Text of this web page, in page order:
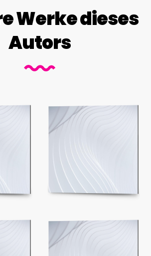
Werke dieses
Autors